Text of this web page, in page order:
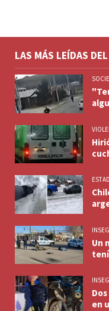
LAS MÁS LEÍDAS
Un
en